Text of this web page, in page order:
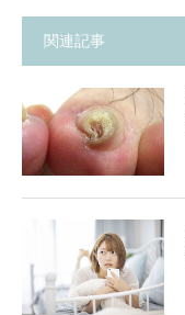
関連記事